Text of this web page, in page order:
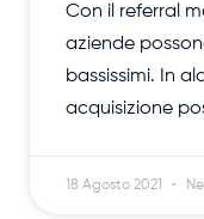
Con il referral
aziende
bassissimi. In
acquisizione
18 Agosto 2021